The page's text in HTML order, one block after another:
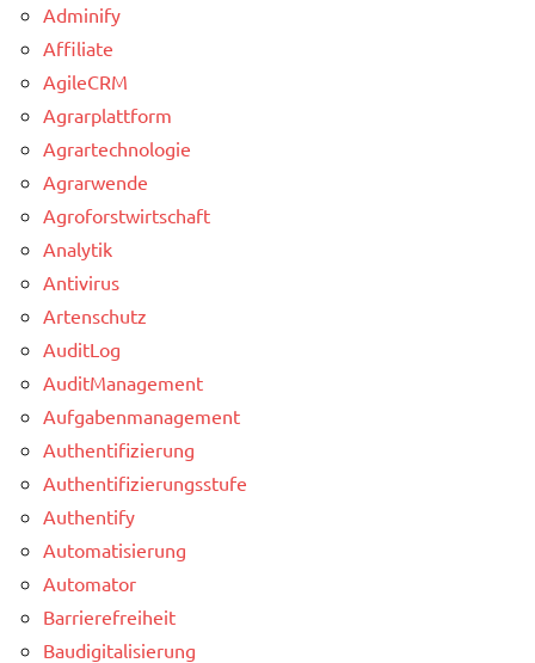
Adminify
Affiliate
AgileCRM
Agrarplattform
Agrartechnologie
Agrarwende
Agroforstwirtschaft
Analytik
Antivirus
Artenschutz
AuditLog
AuditManagement
Aufgabenmanagement
Authentifizierung
Authentifizierungsstufe
Authentify
Automatisierung
Automator
Barrierefreiheit
Baudigitalisierung